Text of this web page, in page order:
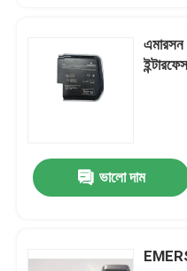
ABB Bailey Infi 90
ইপিআরও সেন্সর
হানিওয়েল পিএলসি
ভালো দাম